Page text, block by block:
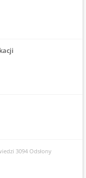
3094 Odsłony